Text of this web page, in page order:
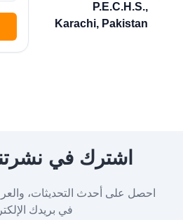
P.E.C.H.S.,
Karachi, Pakistan
اشترك في
احصل على أحدث التحديثات،
في بريدك